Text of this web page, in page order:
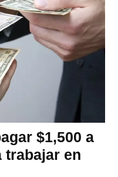
$1,500 a
trabajar en